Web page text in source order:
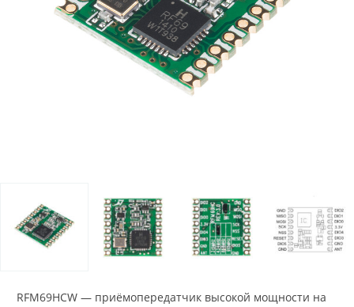
RFM69HCW — приёмопередатчик высокой мощности на